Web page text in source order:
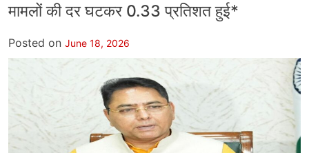
मामलों की दर घटकर 0.33 प्रतिशत हुई*
Posted on June 18, 2026